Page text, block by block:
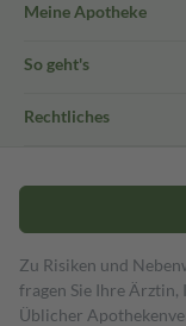
Meine Apotheke
So geht's
Rechtliches
Zu Risiken und
fragen Sie Ihre
Üblicher